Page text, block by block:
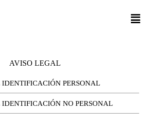
AVISO LEGAL
PERSONAL
NO PERSONAL